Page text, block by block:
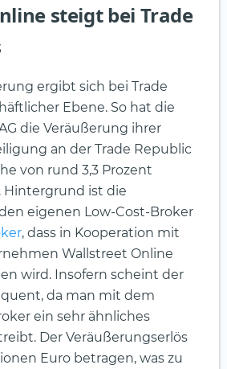
steigt bei Trade
ergibt sich bei Trade
Ebene. So hat die
die Veräußerung ihrer
an der Trade Republic
von rund 3,3 Prozent
ist die
eigenen Low-Cost-Broker
, dass in Kooperation mit
Wallstreet Online
wird. Insofern scheint der
da man mit dem
ein sehr ähnliches
Der Veräußerungserlös
Euro betragen, was zu